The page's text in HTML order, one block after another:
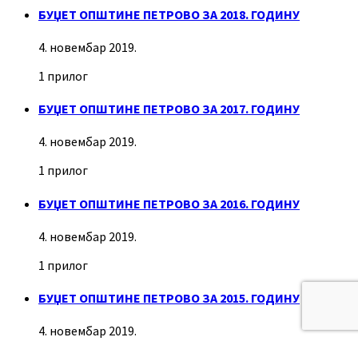
БУЏЕТ ОПШТИНЕ ПЕТРОВО ЗА 2018. ГОДИНУ
4. новембар 2019.
1 прилог
БУЏЕТ ОПШТИНЕ ПЕТРОВО ЗА 2017. ГОДИНУ
4. новембар 2019.
1 прилог
БУЏЕТ ОПШТИНЕ ПЕТРОВО ЗА 2016. ГОДИНУ
4. новембар 2019.
1 прилог
БУЏЕТ ОПШТИНЕ ПЕТРОВО ЗА 2015. ГОДИНУ
4. новембар 2019.